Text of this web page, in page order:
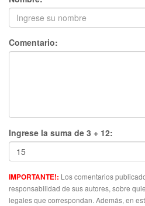
Comentario:
Ingrese la suma de 3 + 12:
IMPORTANTE!: Los comentarios
responsabilidad de sus autores, sobre
legales que correspondan. Además, en